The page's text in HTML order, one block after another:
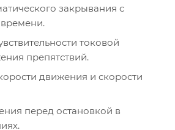
закрывания с
токовой
препятствий.
движения и скорости
перед остановкой в